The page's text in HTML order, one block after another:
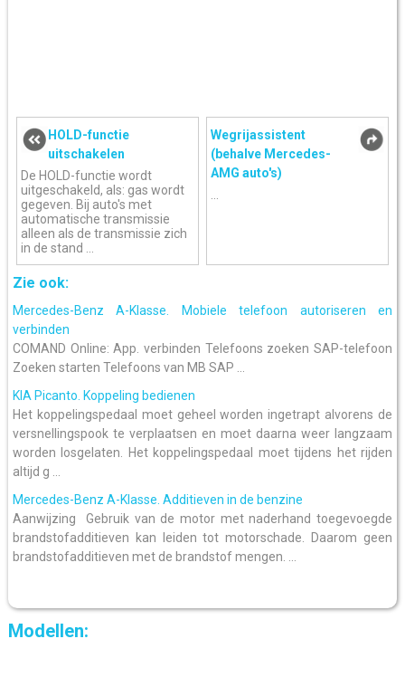
HOLD-functie
uitschakelen
De HOLD-functie wordt
uitgeschakeld, als: gas wordt
gegeven. Bij auto's met
automatische transmissie
alleen als de transmissie zich
in de stand ...
Wegrijassistent
(behalve Mercedes-
AMG auto's)
...
Zie ook:
Mercedes-Benz A-Klasse. Mobiele telefoon autoriseren en
verbinden
COMAND Online: App. verbinden Telefoons zoeken SAP-telefoon
Zoeken starten Telefoons van MB SAP ...
KIA Picanto. Koppeling bedienen
Het koppelingspedaal moet geheel worden ingetrapt alvorens de
versnellingspook te verplaatsen en moet daarna weer langzaam
worden losgelaten. Het koppelingspedaal moet tijdens het rijden
altijd g ...
Mercedes-Benz A-Klasse. Additieven in de benzine
Aanwijzing Gebruik van de motor met naderhand toegevoegde
brandstofadditieven kan leiden tot motorschade. Daarom geen
brandstofadditieven met de brandstof mengen. ...
Modellen: